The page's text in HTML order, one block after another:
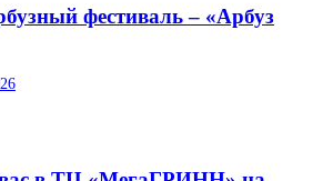
фестиваль – «Арбуз